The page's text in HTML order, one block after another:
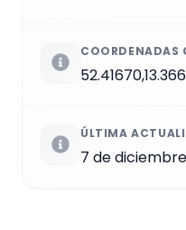
COORDENADAS
ÚLTIMA
7 de diciembre